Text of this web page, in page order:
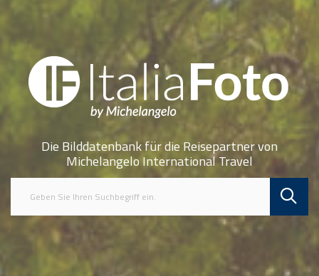
Die Bilddatenbank für die Reisepartner von
Michelangelo International Travel